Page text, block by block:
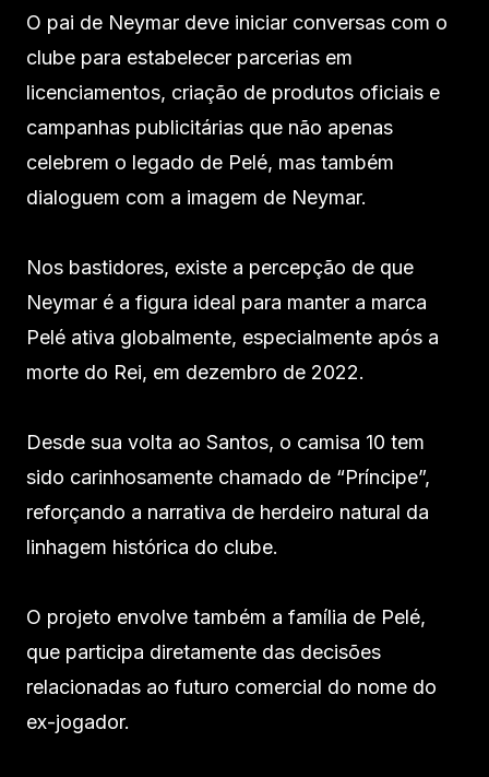
O pai de Neymar deve iniciar conversas com o
clube para estabelecer parcerias em
licenciamentos, criação de produtos oficiais e
campanhas publicitárias que não apenas
celebrem o legado de Pelé, mas também
dialoguem com a imagem de Neymar.
Nos bastidores, existe a percepção de que
Neymar é a figura ideal para manter a marca
Pelé ativa globalmente, especialmente após a
morte do Rei, em dezembro de 2022.
Desde sua volta ao Santos, o camisa 10 tem
sido carinhosamente chamado de “Príncipe”,
reforçando a narrativa de herdeiro natural da
linhagem histórica do clube.
O projeto envolve também a família de Pelé,
que participa diretamente das decisões
relacionadas ao futuro comercial do nome do
ex-jogador.